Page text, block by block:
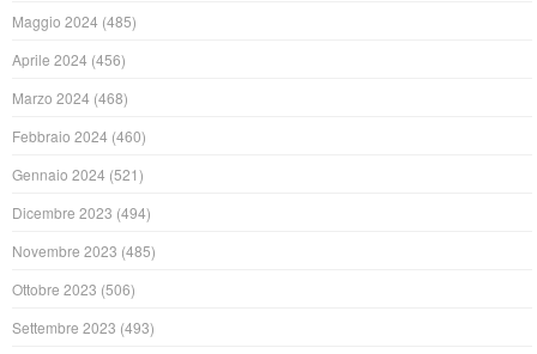
Maggio 2024 (485)
Aprile 2024 (456)
Marzo 2024 (468)
Febbraio 2024 (460)
Gennaio 2024 (521)
Dicembre 2023 (494)
Novembre 2023 (485)
Ottobre 2023 (506)
Settembre 2023 (493)